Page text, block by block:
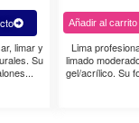
limar y
Su
Añadir al carrito
Lima
limado
gel/acrílico. Su